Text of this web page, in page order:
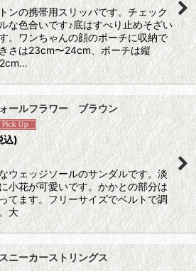
ンの携帯用スリッパです。チェック
な色合いです♪底はすべり止めそざい
。ワンちゃんの顔のポーチに収納で
さは23cm〜24cm、ポーチは縦
ールフラワー ブラウン
込)
ウェッジソールのサンダルです。淡
小花が可愛いです。かかとの部分は
てます。フリーサイズでベルトで調
大
ニーカーストリングス